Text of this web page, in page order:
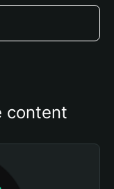
content